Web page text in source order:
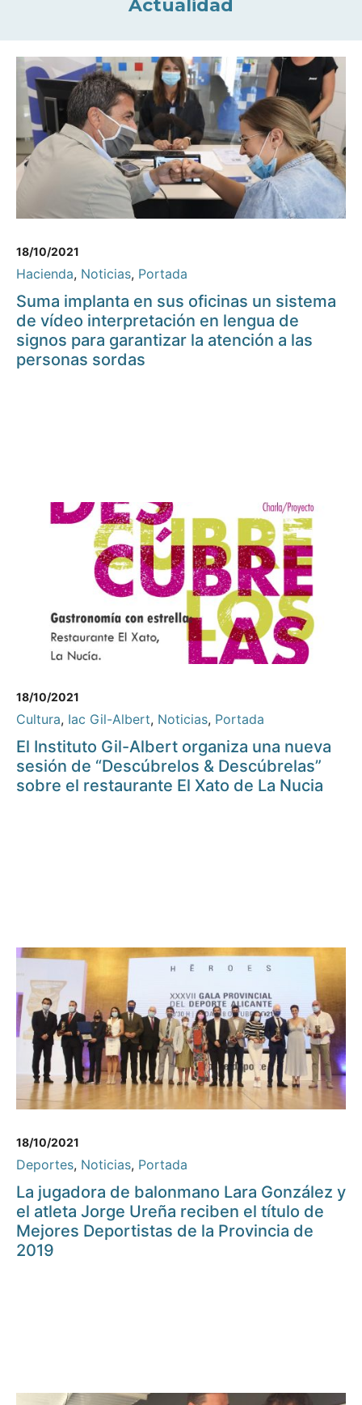
Actualidad
18/10/2021
Hacienda, Noticias, Portada
Suma implanta en sus oficinas un sistema
de vídeo interpretación en lengua de
signos para garantizar la atención a las
personas sordas
18/10/2021
Cultura, Iac Gil-Albert, Noticias, Portada
El Instituto Gil-Albert organiza una nueva
sesión de “Descúbrelos & Descúbrelas”
sobre el restaurante El Xato de La Nucia
18/10/2021
Deportes, Noticias, Portada
La jugadora de balonmano Lara González y
el atleta Jorge Ureña reciben el título de
Mejores Deportistas de la Provincia de
2019